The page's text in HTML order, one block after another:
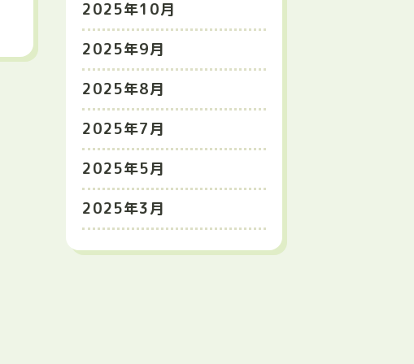
2025年10月
2025年9月
2025年8月
2025年7月
2025年5月
2025年3月